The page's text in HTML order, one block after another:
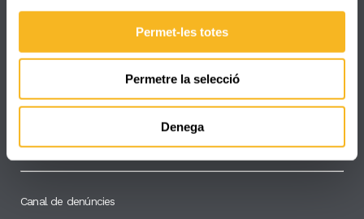
Permet-les totes
Permetre la selecció
Denega
Dades de contacte
C/ Pare Manyanet, 25
+34 977 330 832
secretaria@reus.manyanet.org
Canal de denúncies